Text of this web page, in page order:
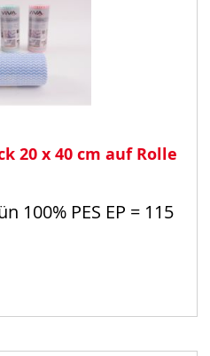
20 x 40 cm auf Rolle
100% PES EP = 115